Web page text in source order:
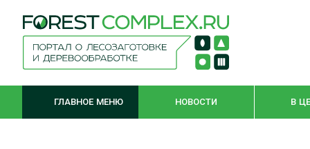
ГЛАВНОЕ МЕНЮ НОВОСТИ В